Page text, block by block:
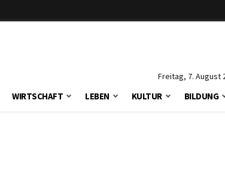
Freitag, 7. August
WIRTSCHAFT LEBEN KULTUR BILDUNG